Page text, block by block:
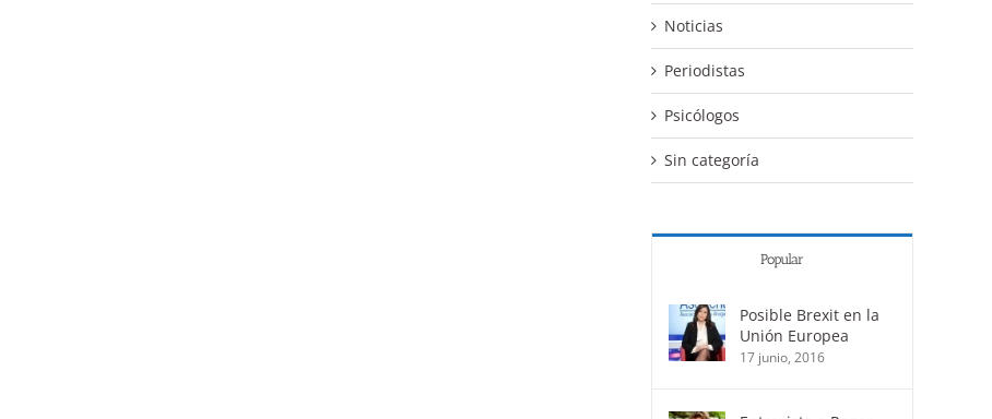
Noticias
Periodistas
Psicólogos
Sin categoría
Popular
Posible Brexit en la
Unión Europea
17 junio, 2016